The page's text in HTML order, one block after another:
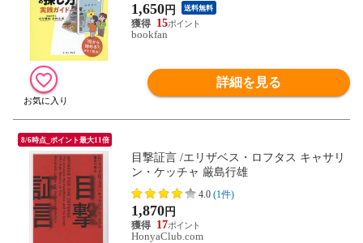
1,650円 送料無料
15
bookfan
詳細を見る
8/6時点_ポイント最大11倍
目撃証言 /エリザベス・ロフタス キャサリ
ン・ケッチャ 厳島行雄
4.0 (1件)
1,870円
17
HonyaClub.com